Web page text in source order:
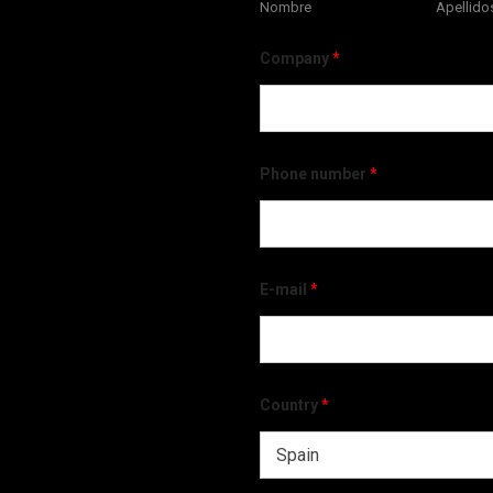
Nombre
Company*
Phone number *
E-mail *
Country*